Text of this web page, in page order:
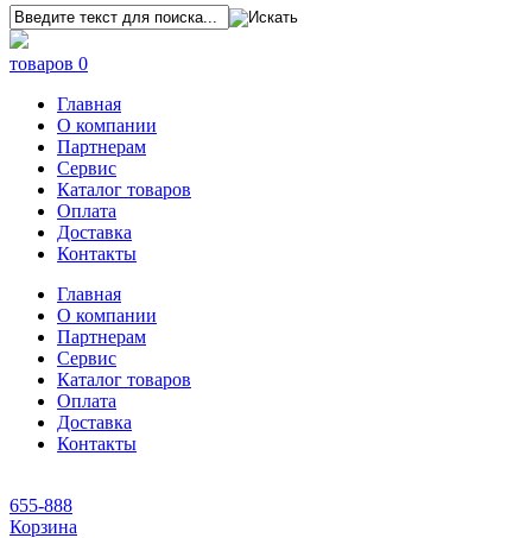
товаров 0
Главная
О компании
Партнерам
Сервис
Каталог товаров
Оплата
Доставка
Контакты
Главная
О компании
Партнерам
Сервис
Каталог товаров
Оплата
Доставка
Контакты
655-888
Корзина